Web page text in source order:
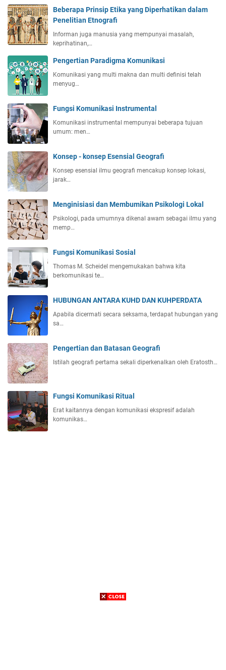
Beberapa Prinsip Etika yang Diperhatikan dalam
Penelitian Etnografi
Informan juga manusia yang mempunyai masalah,
keprihatinan,…
Pengertian Paradigma Komunikasi
Komunikasi yang multi makna dan multi definisi telah
menyug…
Fungsi Komunikasi Instrumental
Komunikasi instrumental mempunyai beberapa tujuan
umum: men…
Konsep - konsep Esensial Geografi
Konsep esensial ilmu geografi mencakup konsep lokasi,
jarak…
Menginisiasi dan Membumikan Psikologi Lokal
Psikologi, pada umumnya dikenal awam sebagai ilmu yang
memp…
Fungsi Komunikasi Sosial
Thomas M. Scheidel mengemukakan bahwa kita
berkomunikasi te…
HUBUNGAN ANTARA KUHD DAN KUHPERDATA
Apabila dicermati secara seksama, terdapat hubungan yang
sa…
Pengertian dan Batasan Geografi
Istilah geografi pertama sekali diperkenalkan oleh Eratosth…
Fungsi Komunikasi Ritual
Erat kaitannya dengan komunikasi ekspresif adalah
komunikas…